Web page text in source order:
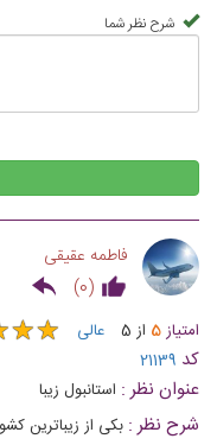
شرح نظر شما
فاطمه عقیقی
(
0
)
امتیاز5 از 5 عالی ★★
★★
کد 21139
عنوان نظر : استانبول زیبا
شرح نظر : بکی از زیباترین